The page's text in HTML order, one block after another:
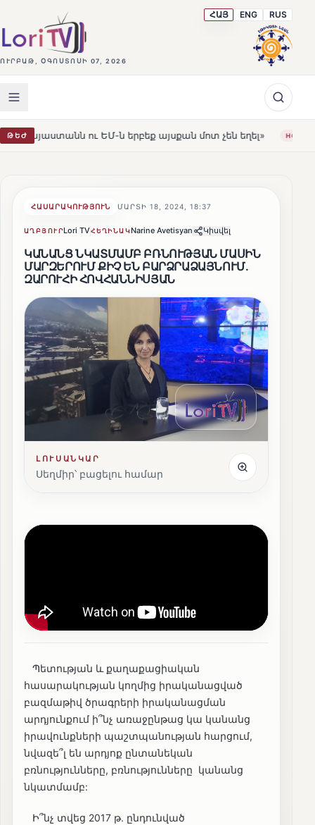
ՈՒՐԲԱԹ, ՕԳՈՍՏՈՍԻ 07, 2026
ՀԱՅ ENG RUS
ԹԵԺԵՄ-ն երբեք այսքան մոտ չեն եղել» HOT Լեռնահովիտի
ՀԱՍԱՐԱԿՈՒԹՅՈՒՆ ՄԱՐՏԻ 18, 2024, 18:37
ԱՂԲՅՈՒՐLori TVՀԵՂԻՆԱԿNarine Avetisyan Կիսվել
ԿԱՆԱՆՑ ՆԿԱՏՄԱՄԲ ԲՌՆՈՒԹՅԱՆ ՄԱՍԻՆ
ՄԱՐԶԵՐՈՒՄ ՔԻՉ ԵՆ ԲԱՐՁՐԱՁԱՅՆՈՒՄ.
ԶԱՐՈՒՀԻ ՀՈՎՀԱՆՆԻՍՅԱՆ
ԼՈՒՍԱՆԿԱՐ
Սեղմիր՝ բացելու համար
Պետության և քաղաքացիական
հասարակության կողմից իրականացված
բազմաթիվ ծրագրերի իրականացման
արդյունքում ի՞նչ առաջընթաց կա կանանց
իրավունքների պաշտպանության հարցում,
նվազե՞լ են արդյոք ընտանեկան
բռնությունները, բռնությունները կանանց
նկատմամբ:
Ի՞նչ տվեց 2017 թ. ընդունված